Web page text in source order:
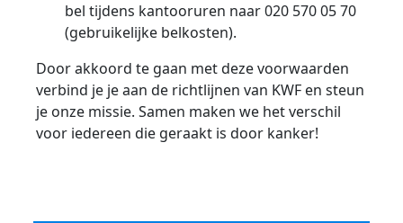
bel tijdens kantooruren naar 020 570 05 70
(gebruikelijke belkosten).
Door akkoord te gaan met deze voorwaarden
verbind je je aan de richtlijnen van KWF en steun
je onze missie. Samen maken we het verschil
voor iedereen die geraakt is door kanker!